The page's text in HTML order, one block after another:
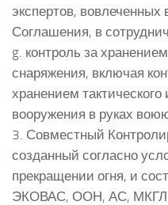
экспертов,
Соглашения, в
g. контроль за
снаряжения, включая
хранением тактического
вооружения в руках
3. Совместный
созданный согласно
прекращении огня, и
ЭКОВАС, ООН, АС, МКГЛ